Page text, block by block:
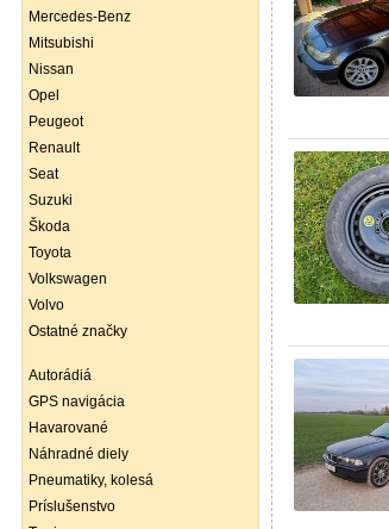
Mercedes-Benz
Mitsubishi
Nissan
Opel
Peugeot
Renault
Seat
Suzuki
Škoda
Toyota
Volkswagen
Volvo
Ostatné značky
Autorádiá
GPS navigácia
Havarované
Náhradné diely
Pneumatiky, kolesá
Príslušenstvo